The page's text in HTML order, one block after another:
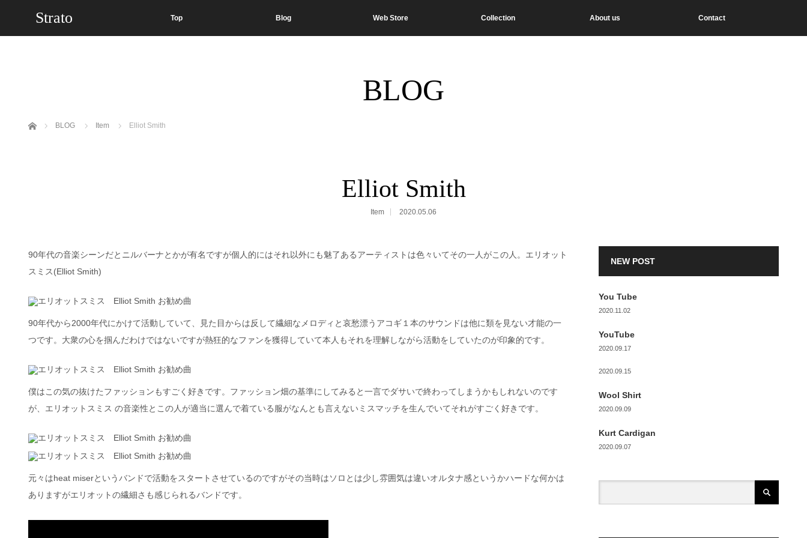
Strato Top Blog Web Store Collection About us Contact
BLOG
ホーム BLOG Item Elliot Smith
Elliot Smith
Item 2020.05.06
90年代の音楽シーンだとニルバーナとかが有名ですが個人的にはそれ以外にも魅了あるアーティストは色々いてその一人がこの人。エリオット
スミス(Elliot Smith)
90年代から2000年代にかけて活動していて、見た目からは反して繊細なメロディと哀愁漂うアコギ１本のサウンドは他に類を見ない才能の一
つです。大衆の心を掴んだわけではないですが熱狂的なファンを獲得していて本人もそれを理解しながら活動をしていたのが印象的です。
僕はこの気の抜けたファッションもすごく好きです。ファッション畑の基準にしてみると一言でダサいで終わってしまうかもしれないのです
が、エリオットスミス の音楽性とこの人が適当に選んで着ている服がなんとも言えないミスマッチを生んでいてそれがすごく好きです。
元々はheat miserというバンドで活動をスタートさせているのですがその当時はソロとは少し雰囲気は違いオルタナ感というかハードな何かは
ありますがエリオットの繊細さも感じられるバンドです。
NEW POST
You Tube
2020.11.02
YouTube
2020.09.17
2020.09.15
Wool Shirt
2020.09.09
Kurt Cardigan
2020.09.07